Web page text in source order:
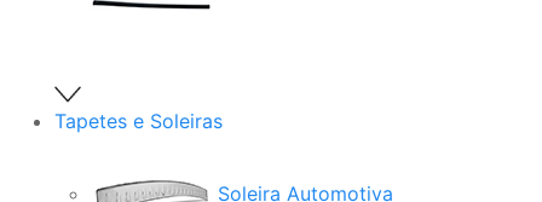
Tapetes e Soleiras
Soleira Automotiva